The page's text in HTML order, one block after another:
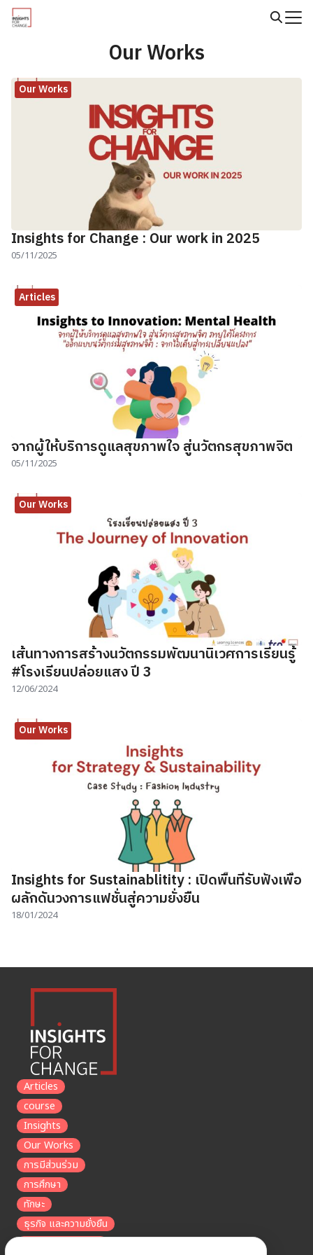
Skip
Our Works
Our Works
Insights for Change : Our work in 2025
05/11/2025
Articles
จากผู้ให้บริการดูแลสุขภาพใจ สู่นวัตกรสุขภาพจิต
05/11/2025
Our Works
เส้นทางการสร้างนวัตกรรมพัฒนานิเวศการเรียนรู้
#โรงเรียนปล่อยแสง ปี 3
12/06/2024
Our Works
Insights for Sustainablitity : เปิดพื้นที่รับฟังเพื่อ
ผลักดันวงการแฟชั่นสู่ความยั่งยืน
18/01/2024
Articles
course
Insights
Our Works
การมีส่วนร่วม
การศึกษา
ทักษะ
ธุรกิจ และความยั่งยืน